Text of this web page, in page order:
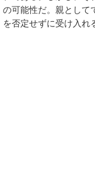
の可能性だ。親として
を否定せずに受け入れ